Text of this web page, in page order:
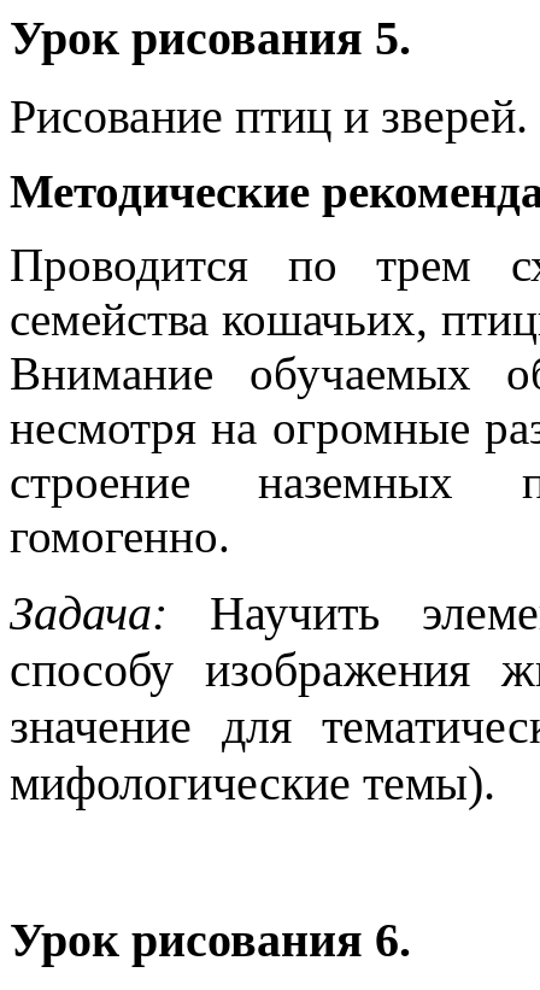
Урок рисования 5.
Рисование птиц и зверей.
Методические
Проводится по трем
семейства кошачьих,
Внимание обучаемых
несмотря на огромные
строение наземных
гомогенно.
Задача: Научить
способу изображения
значение для
мифологические темы).
Урок рисования 6.